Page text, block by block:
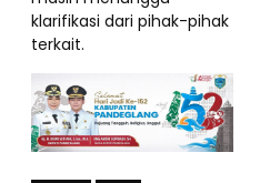
klarifikasi dari pihak-pihak
terkait.